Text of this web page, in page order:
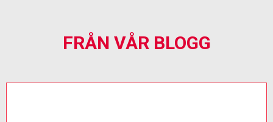
FRÅN VÅR BLOGG